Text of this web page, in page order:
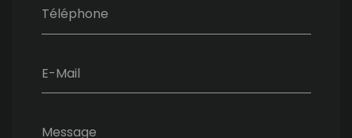
Téléphone
E-Mail
Message